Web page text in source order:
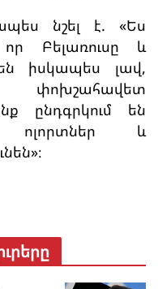
նշել է. «Ես
Բելառուսը և
իսկապես լավ,
ընդգրկում են
ոլորտներ և